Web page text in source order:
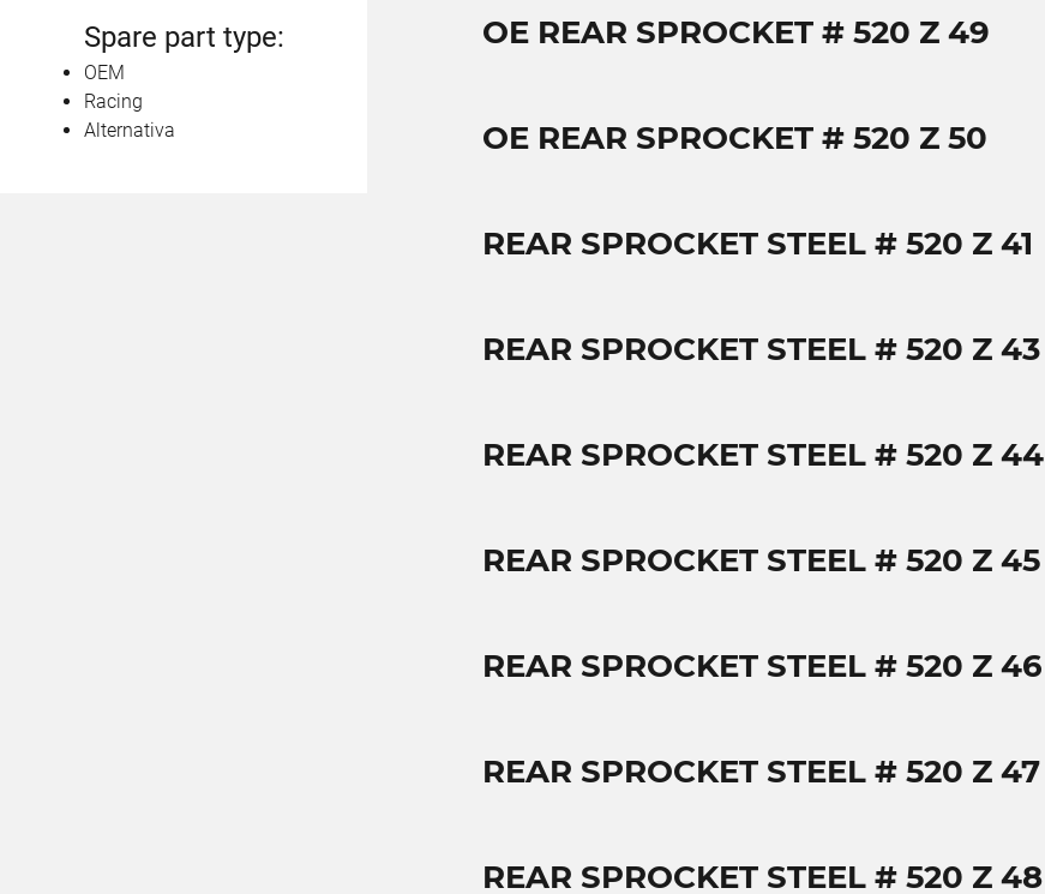
OE REAR SPROCKET # 520 Z 49
OE REAR SPROCKET # 520 Z 50
REAR SPROCKET STEEL # 520 Z 41
REAR SPROCKET STEEL # 520 Z 43
REAR SPROCKET STEEL # 520 Z 44
REAR SPROCKET STEEL # 520 Z 45
REAR SPROCKET STEEL # 520 Z 46
REAR SPROCKET STEEL # 520 Z 47
REAR SPROCKET STEEL # 520 Z 48
Spare part type:
OEM
Racing
Alternativa